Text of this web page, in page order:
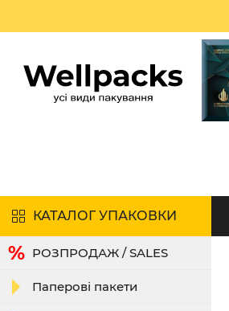
КАТАЛОГ УПАКОВКИ
РОЗПРОДАЖ / SALES
Паперові пакети